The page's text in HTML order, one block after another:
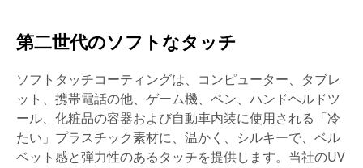
第二世代のソフトなタッチ
ソフトタッチコーティングは、コンピューター、タブレ
ット、携帯電話の他、ゲーム機、ペン、ハンドヘルドツ
ール、化粧品の容器および自動車内装に使用される「冷
たい」プラスチック素材に、温かく、シルキーで、ベル
ベット感と弾力性のあるタッチを提供します。当社のUV